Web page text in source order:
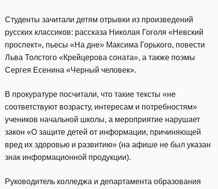
Студенты зачитали детям отрывки из произведений
русских классиков: рассказа Николая Гоголя «Невский
проспект», пьесы «На дне» Максима Горького, повести
Льва Толстого «Крейцерова соната», а также поэмы
Сергея Есенина «Черный человек».
В прокуратуре посчитали, что такие тексты «не
соответствуют возрасту, интересам и потребностям»
учеников начальной школы, а мероприятие нарушает
закон «О защите детей от информации, причиняющей
вред их здоровью и развитию» (на афише не был указан
знак информационной продукции).
Руководитель колледжа и департамента образования